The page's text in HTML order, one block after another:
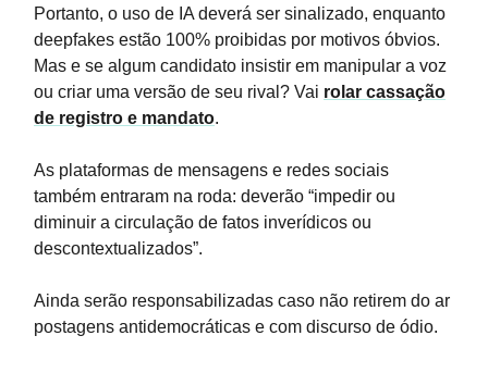
Portanto, o uso de IA deverá ser sinalizado, enquanto
deepfakes estão 100% proibidas por motivos óbvios.
Mas e se algum candidato insistir em manipular a voz
ou criar uma versão de seu rival? Vai rolar cassação
de registro e mandato.
As plataformas de mensagens e redes sociais
também entraram na roda: deverão “impedir ou
diminuir a circulação de fatos inverídicos ou
descontextualizados”.
Ainda serão responsabilizadas caso não retirem do ar
postagens antidemocráticas e com discurso de ódio.